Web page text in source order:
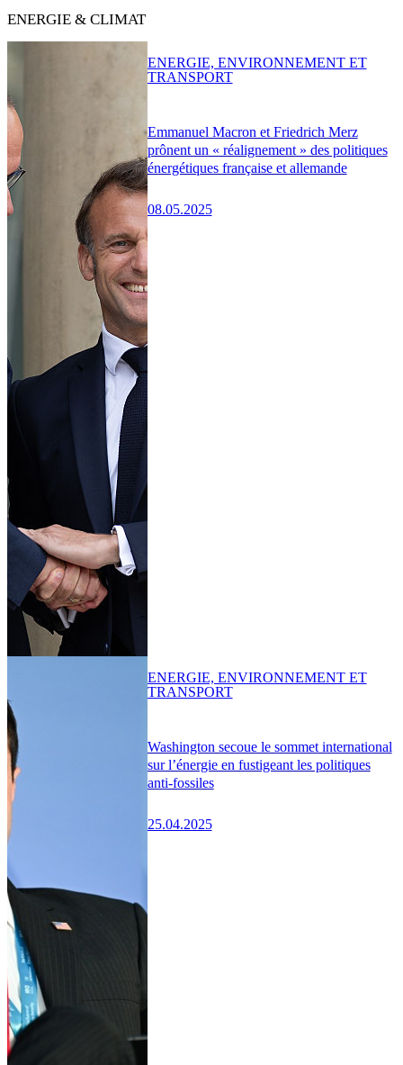
ENERGIE & CLIMAT
Emmanuel Macron et Friedrich Merz
prônent un « réalignement » des politiques
énergétiques française et allemande
08.05.2025
ENERGIE, ENVIRONNEMENT ET
TRANSPORT
Washington secoue le sommet international
sur l’énergie en fustigeant les politiques
anti-fossiles
25.04.2025
ENERGIE, ENVIRONNEMENT ET
TRANSPORT